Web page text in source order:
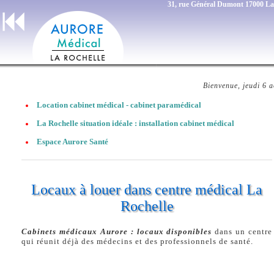
31, rue Général Dumont 17000
Bienvenue, jeudi 6
Location cabinet médical - cabinet paramédical
La Rochelle situation idéale : installation cabinet médical
Espace Aurore Santé
Locaux à louer dans centre médical La
Rochelle
Cabinets médicaux Aurore : locaux disponibles dans un centre
qui réunit déjà des médecins et des professionnels de santé.